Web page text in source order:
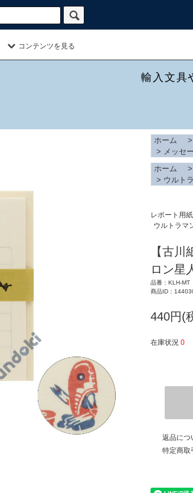
コンテンツを見る
輸入文具
ホーム >
> メッセ
ホーム
>
> ウルト
レポート用
ウルトラマ
【古
ロン星
品番：KLH-MT
商品ID：
440円(
在庫状況 0
返品につ
特定商取